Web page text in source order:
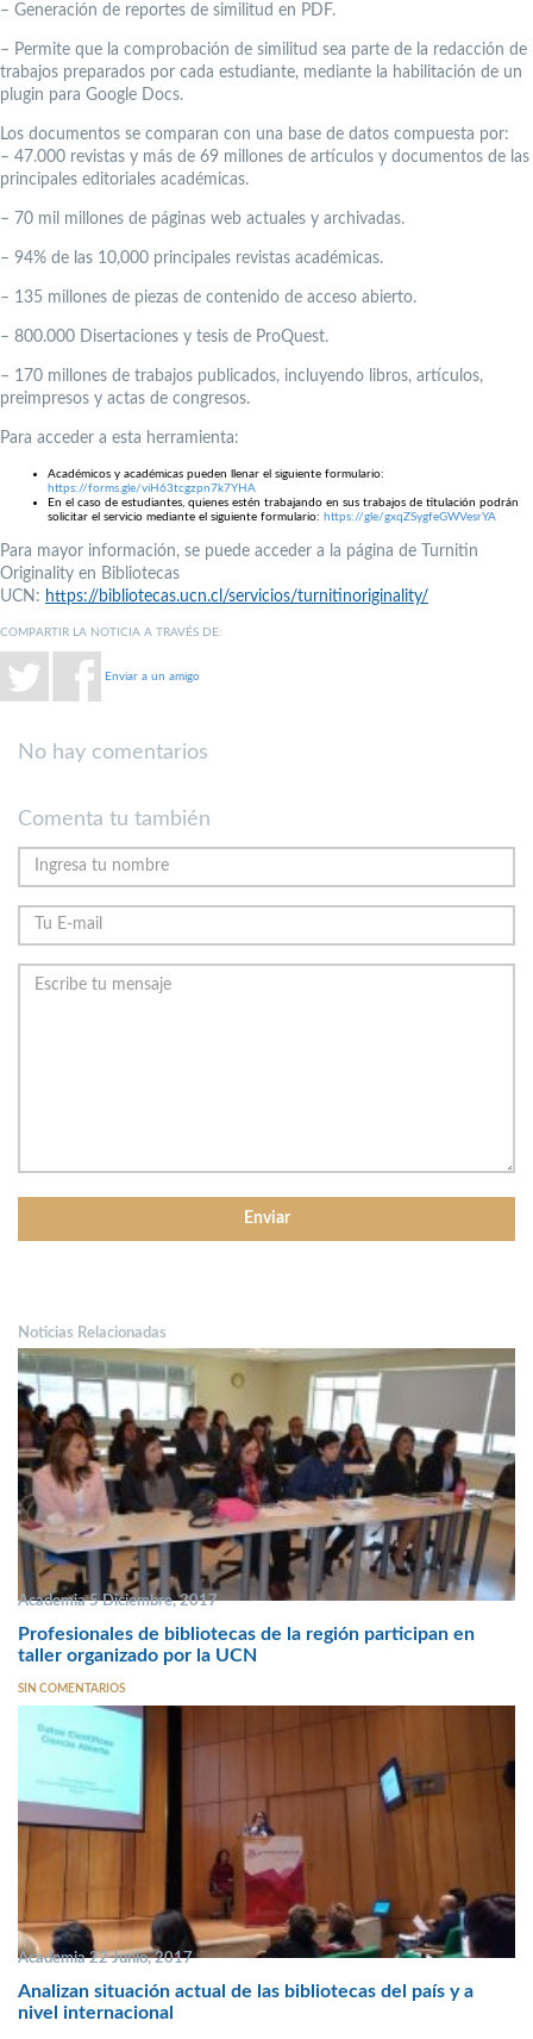
– Generación de reportes de similitud en PDF.
– Permite que la comprobación de similitud sea parte de la redacción de
trabajos preparados por cada estudiante, mediante la habilitación de un
plugin para Google Docs.
Los documentos se comparan con una base de datos compuesta por:
– 47.000 revistas y más de 69 millones de artículos y documentos de las
principales editoriales académicas.
– 70 mil millones de páginas web actuales y archivadas.
– 94% de las 10,000 principales revistas académicas.
– 135 millones de piezas de contenido de acceso abierto.
– 800.000 Disertaciones y tesis de ProQuest.
– 170 millones de trabajos publicados, incluyendo libros, artículos,
preimpresos y actas de congresos.
Para acceder a esta herramienta:
Académicos y académicas pueden llenar el siguiente formulario:
https://forms.gle/viH63tcgzpn7k7YHA
En el caso de estudiantes, quienes estén trabajando en sus trabajos de titulación podrán
solicitar el servicio mediante el siguiente formulario: https://gle/gxqZSygfeGWVesrYA
Para mayor información, se puede acceder a la página de Turnitin
Originality en Bibliotecas
UCN: https://bibliotecas.ucn.cl/servicios/turnitinoriginality/
COMPARTIR LA NOTICIA A TRAVÉS DE:
Enviar a un amigo
No hay comentarios
Comenta tu también
Noticias Relacionadas
Academia 5 Diciembre, 2017
Profesionales de bibliotecas de la región participan en
taller organizado por la UCN
SIN COMENTARIOS
Academia 22 Junio, 2017
Analizan situación actual de las bibliotecas del país y a
nivel internacional